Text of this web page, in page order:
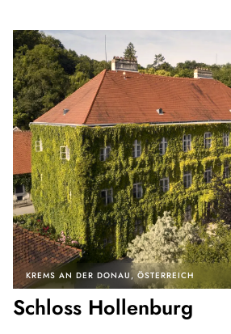
KREMS AN DER DONAU ÖSTERREICH
Schloss Hollenburg